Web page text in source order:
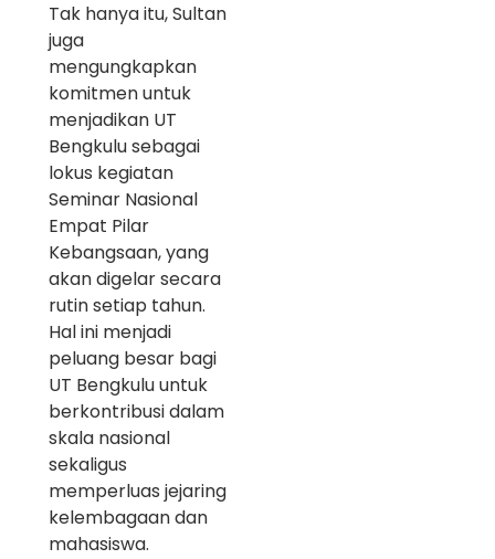
Tak hanya itu, Sultan
juga
mengungkapkan
komitmen untuk
menjadikan UT
Bengkulu sebagai
lokus kegiatan
Seminar Nasional
Empat Pilar
Kebangsaan, yang
akan digelar secara
rutin setiap tahun.
Hal ini menjadi
peluang besar bagi
UT Bengkulu untuk
berkontribusi dalam
skala nasional
sekaligus
memperluas jejaring
kelembagaan dan
mahasiswa.